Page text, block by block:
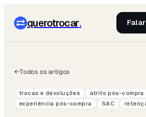
querotrocar.
←Todos os artigos
trocas e devoluções
atrito pós-compra
experiência pós-compra
SAC